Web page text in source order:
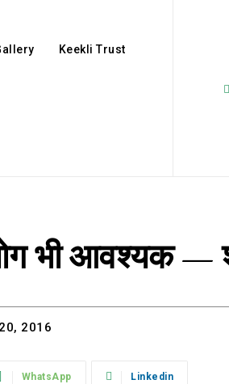
Keekli Trust
भी आवश्यक —
2016
WhatsApp Linkedin